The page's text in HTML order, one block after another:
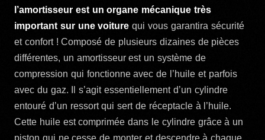
l’amortisseur est un organe mécanique très
important sur une voiture qui vous garantira sécurité
et confort ! Composé de plusieurs dizaines de pièces
différentes, un amortisseur est un système de
compression qui fonctionne avec de l’huile et parfois
avec du gaz. Il s’agit essentiellement d’un cylindre
entouré d’un ressort qui sert de réceptacle à l’huile.
Cette huile est comprimée dans le cylindre grâce à un
piston qui ne cesse de monter et descendre à chaque